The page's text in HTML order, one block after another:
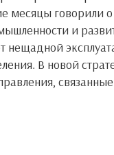
месяцы говорили
и
нещадной
В новой